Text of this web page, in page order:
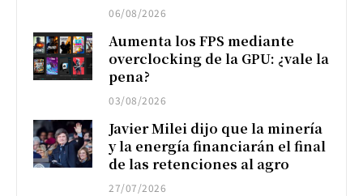
06/08/2026
Aumenta los FPS mediante
overclocking de la GPU: ¿vale la
pena?
03/08/2026
Javier Milei dijo que la minería
y la energía financiarán el final
de las retenciones al agro
27/07/2026